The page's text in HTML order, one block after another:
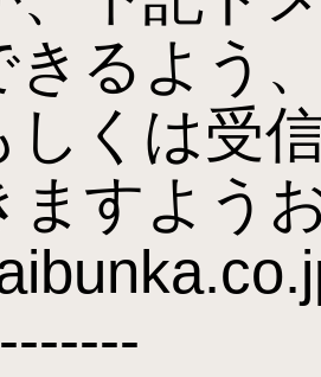
きるよう
しくは受
ますよう